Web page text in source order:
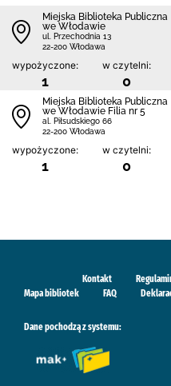
Miejska Biblioteka Publiczna
we Włodawie
ul. Przechodnia 13
22-200 Włodawa
wypożyczone:
1
w czytelni:
0
Miejska Biblioteka Publiczna
we Włodawie Filia nr 5
al. Piłsudskiego 66
22-200 Włodawa
wypożyczone:
1
w czytelni:
0
Kontakt
Mapa bibliotek
FAQ
Dane pochodzą z systemu: